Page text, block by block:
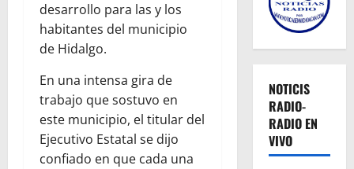
desarrollo para las y los
habitantes del municipio
de Hidalgo.
En una intensa gira de
trabajo que sostuvo en
este municipio, el titular del
Ejecutivo Estatal se dijo
confiado en que cada una
NOTICIS
RADIO-
RADIO EN
VIVO